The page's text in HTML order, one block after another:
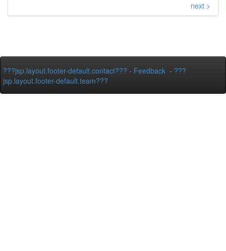
next >
???jsp.layout.footer-default.contact??? - Feedback - ???
jsp.layout.footer-default.team???